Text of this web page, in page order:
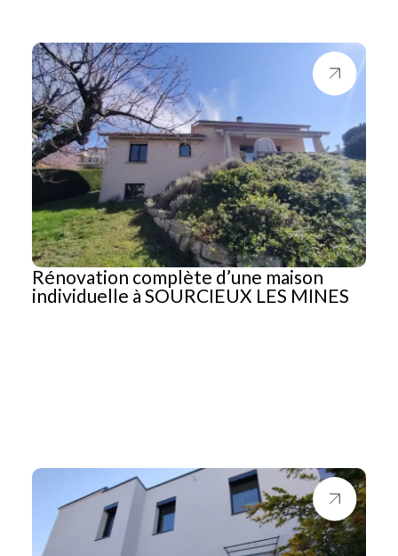
Rénovation complète d’une maison
individuelle à SOURCIEUX LES MINES